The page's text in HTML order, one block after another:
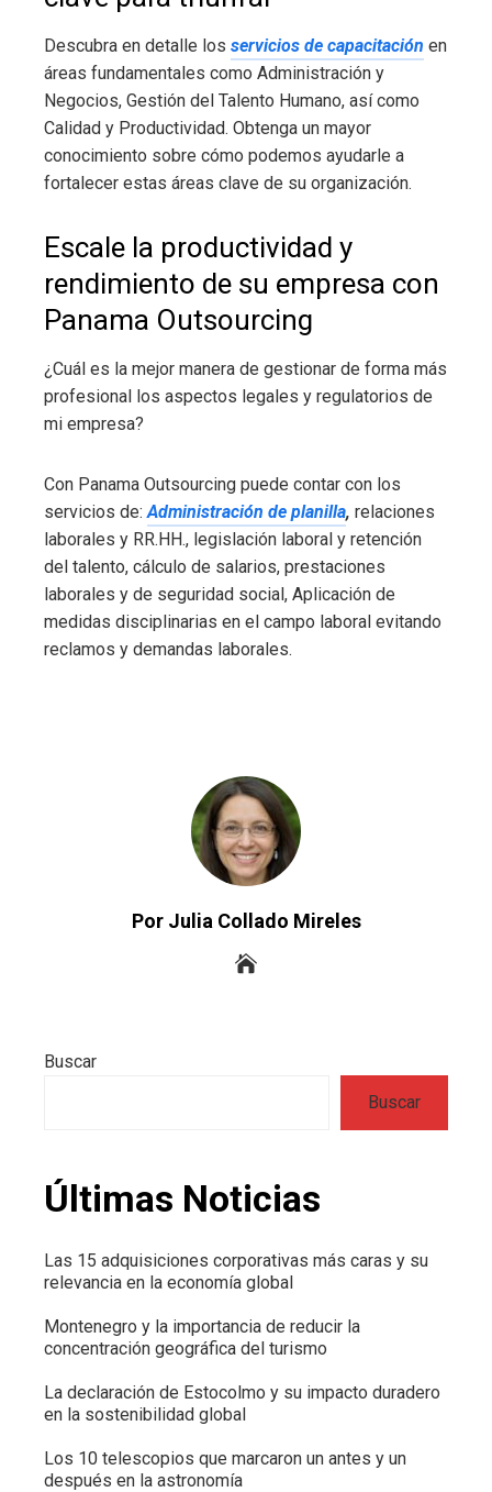
Descubra en detalle los servicios de capacitación en
áreas fundamentales como Administración y
Negocios, Gestión del Talento Humano, así como
Calidad y Productividad. Obtenga un mayor
conocimiento sobre cómo podemos ayudarle a
fortalecer estas áreas clave de su organización.
Escale la productividad y
rendimiento de su empresa con
Panama Outsourcing
¿Cuál es la mejor manera de gestionar de forma más
profesional los aspectos legales y regulatorios de
mi empresa?
Con Panama Outsourcing puede contar con los
servicios de: Administración de planilla, relaciones
laborales y RR.HH., legislación laboral y retención
del talento, cálculo de salarios, prestaciones
laborales y de seguridad social, Aplicación de
medidas disciplinarias en el campo laboral evitando
reclamos y demandas laborales.
Por Julia Collado Mireles
Buscar
Buscar
Últimas Noticias
Las 15 adquisiciones corporativas más caras y su
relevancia en la economía global
Montenegro y la importancia de reducir la
concentración geográfica del turismo
La declaración de Estocolmo y su impacto duradero
en la sostenibilidad global
Los 10 telescopios que marcaron un antes y un
después en la astronomía